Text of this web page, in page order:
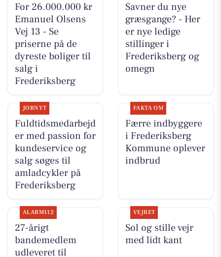
For 26.000.000 kr
Emanuel Olsens
Vej 13 - Se
priserne på de
dyreste boliger til
salg i
Frederiksberg
Savner du nye
græsgange? - Her
er nye ledige
stillinger i
Frederiksberg og
omegn
JOBNYT
Fuldtidsmedarbejd
er med passion for
kundeservice og
salg søges til
amladcykler på
Frederiksberg
FAKTA OM
Færre indbyggere
i Frederiksberg
Kommune oplever
indbrud
ALARM112
27-årigt
bandemedlem
udleveret til
VEJRET
Sol og stille vejr
med lidt kant